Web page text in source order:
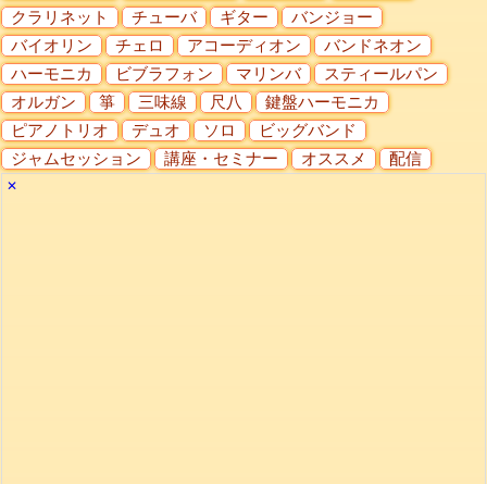
クラリネット
チューバ ギター
バンジョー
バイオリン
チェロ アコーディオン
バンドネオン
ハーモニカ
ビブラフォン マリンバ
スティールパン
オルガン
箏 三味線 尺八
鍵盤ハーモニカ
ピアノトリオ
デュオ ソロ
ビッグバンド
ジャムセッション
講座・セミナー オススメ 配信
✕